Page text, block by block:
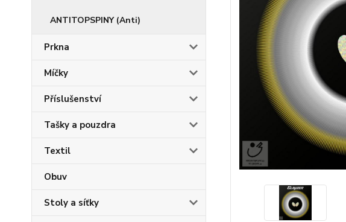
ANTITOPSPINY (Anti)
Prkna
Míčky
Příslušenství
Tašky a pouzdra
Textil
Obuv
Stoly a síťky